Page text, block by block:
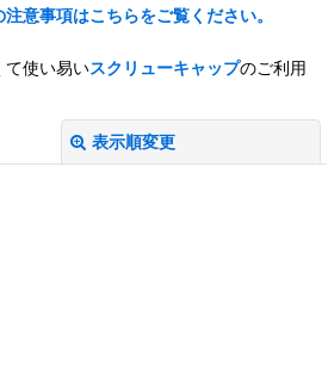
意事項はこちらをご覧ください。
て使い易いスクリューキャップのご利用
表示順変更